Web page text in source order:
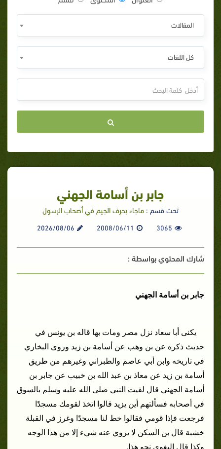
المقالات
كل اللغات
جابر بن أسامة الجهني
تحت قسم : ماجاء بحرف الجيم في أصحاب الرسول
3065
2008/06/11
2026/08/06
شارك المحتوي بواسطة :
جابر بن أسامة الجهني
يكنى أبا سعاد نزل مصر ومات بها قاله بن يونس في
حديث ذكره عن بن وهب عن أسامة بن زيد وروى البخاري
في تاريخه وابن أبي عاصم والطبراني وغيرهم من طريق
أسامة بن زيد عن معاذ بن عبد الله بن خبيب عن جابر بن
أسامة الجهني قال لقيت النبي صلى الله عليه وسلم بالسوق
في أصحابه فسألتهم أين يزيد قالوا اتخذ لقومك مسجدًا
فرجعت فإذا قومي فقالوا خط لنا مسجدًا وغرز في القبلة
خشبة قال بن السكن لا يروي عنه شيء إلا من هذا الوجه
وكذا قال البغوي نحو هذا‏.‏